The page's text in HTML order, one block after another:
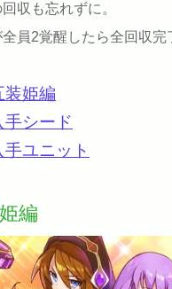
収も忘れずに。
員2覚醒したら全回収完
装姫編
手シード
手ユニット
編